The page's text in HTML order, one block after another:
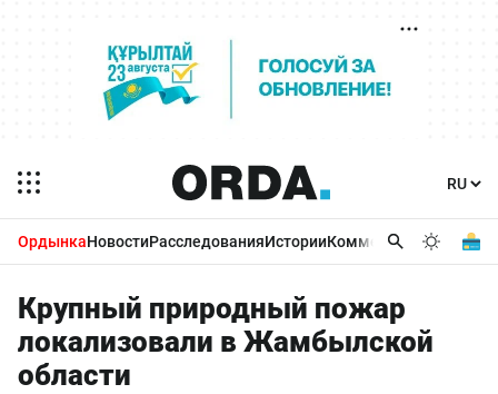
ОрдынкаНовостиРасследованияИсторииКомментарииБизнес
Крупный природный пожар
локализовали в Жамбылской
области